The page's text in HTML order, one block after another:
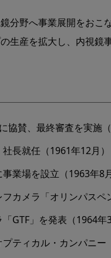
分野へ事業展開をお
生産を拡大し、内視鏡
協賛、最終審査を実施（
長就任（1961年12月）
業場を設立（1963年8月
カメラ「オリンパスペ
GTF」を発表（1964年3
ティカル・カンパニ